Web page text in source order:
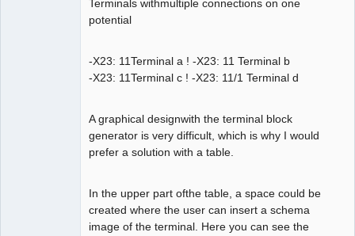
Terminals withmultiple connections on one
potential
-X23: 11Terminal a ! -X23: 11 Terminal b
-X23: 11Terminal c ! -X23: 11/1 Terminal d
A graphical designwith the terminal block
generator is very difficult, which is why I would
prefer a solution with a table.
In the upper part ofthe table, a space could be
created where the user can insert a schema
image of the terminal. Here you can see the